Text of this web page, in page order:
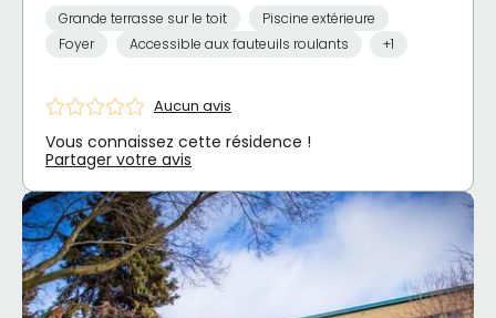
Grande terrasse sur le toit
Piscine extérieure
Foyer
Accessible aux fauteuils roulants +1
Aucun avis
Vous connaissez cette résidence !
Partager votre avis